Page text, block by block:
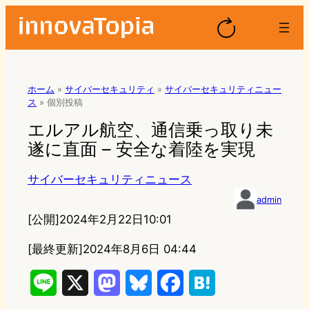
ホーム » サイバーセキュリティ » サイバーセキュリティニュー
ス » 個別投稿
エルアル航空、通信乗っ取り未
遂に直面 – 安全な着陸を実現
サイバーセキュリティニュース
admin
[公開]2024年2月22日10:01
[最終更新]2024年8月6日 04:44